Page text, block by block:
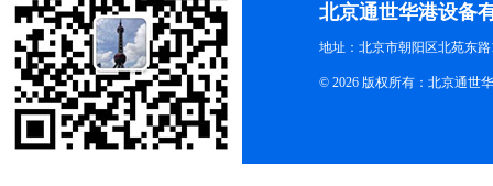
北京通世华港设备
地址：北京市朝阳区北苑东路
© 2026 版权所有：北京通世